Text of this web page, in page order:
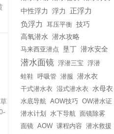
中性浮力 浮力
正浮力
负浮力
耳压平衡 技巧
高氧潜水 潜水攻略
马来西亚潜点 垦丁 潜水安全
潜水面镜 浮潜三宝 浮潜
蛙鞋 呼吸管 潜服 潜水衣
干式潜水衣 湿式潜水衣 水母衣
水底导航 AOW技巧 OW潜水证
潜水计划
水下导航 面镜除雾
面镜 AOW 课程内容 潜水救援